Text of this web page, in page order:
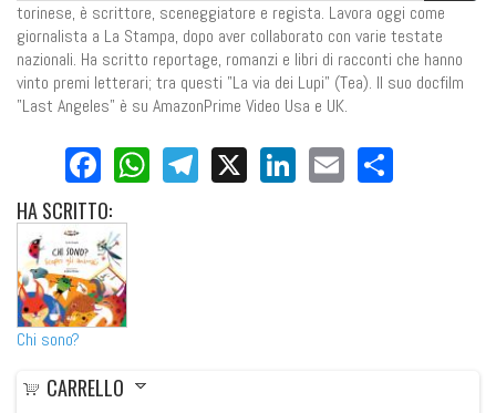
torinese, è scrittore, sceneggiatore e regista. Lavora oggi come
giornalista a La Stampa, dopo aver collaborato con varie testate
nazionali. Ha scritto reportage, romanzi e libri di racconti che hanno
vinto premi letterari; tra questi "La via dei Lupi" (Tea). Il suo docfilm
"Last Angeles" è su AmazonPrime Video Usa e UK.
Facebook
WhatsApp
Telegram
X LinkedIn
Email
HASCRITTO:
Chi sono?
CARRELLO